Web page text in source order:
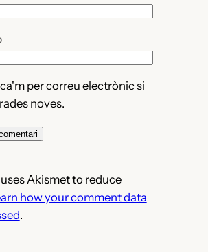
per correu electrònic si
noves.
Akismet to reduce
how your comment data
.